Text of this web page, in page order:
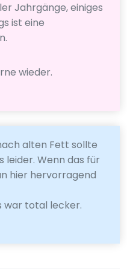
Jahrgänge, einiges
ist eine
wieder.
alten Fett sollte
leider. Wenn das für
hier hervorragend
war total lecker.